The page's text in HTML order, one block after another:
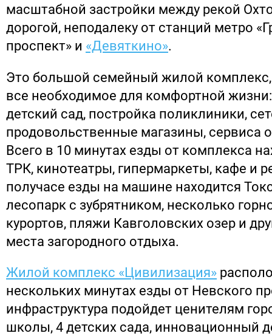
масштабной застройки между рекой
дорогой, неподалеку от станций метро
проспект» и «Девяткино».
Это большой семейный жилой
все необходимое для комфортной
детский сад, постройка поликлиники,
продовольственные магазины, сервиса
Всего в 10 минутах езды от комплекса
ТРК, кинотеатры, гипермаркеты, кафе и
получасе езды на машине находится
лесопарк с зубрятником, несколько
курортов, пляжи Кавголовских озер и
места загородного отдыха.
Жилой комплекс «Цивилизация»
нескольких минутах езды от Невского
инфраструктура подойдет ценителям
школы, 4 детских сада, инновационный